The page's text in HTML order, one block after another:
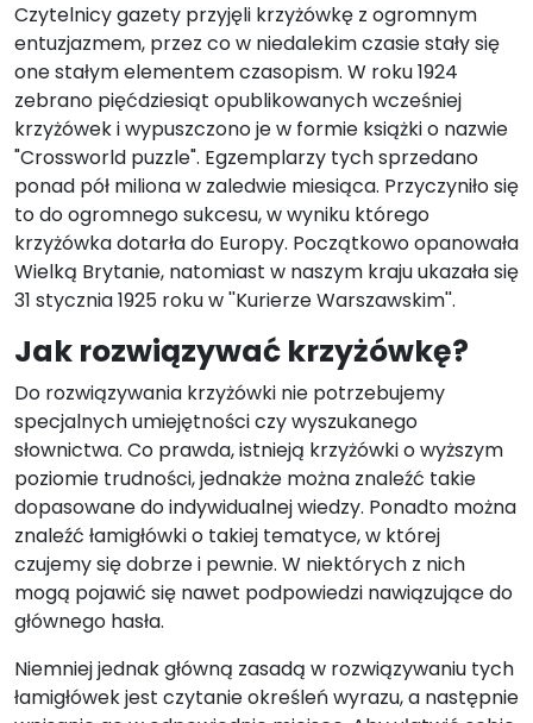
Czytelnicy gazety przyjęli krzyżówkę z ogromnym
entuzjazmem, przez co w niedalekim czasie stały się
one stałym elementem czasopism. W roku 1924
zebrano pięćdziesiąt opublikowanych wcześniej
krzyżówek i wypuszczono je w formie książki o nazwie
"Crossworld puzzle". Egzemplarzy tych sprzedano
ponad pół miliona w zaledwie miesiąca. Przyczyniło się
to do ogromnego sukcesu, w wyniku którego
krzyżówka dotarła do Europy. Początkowo opanowała
Wielką Brytanie, natomiast w naszym kraju ukazała się
31 stycznia 1925 roku w ''Kurierze Warszawskim''.
Jak rozwiązywać krzyżówkę?
Do rozwiązywania krzyżówki nie potrzebujemy
specjalnych umiejętności czy wyszukanego
słownictwa. Co prawda, istnieją krzyżówki o wyższym
poziomie trudności, jednakże można znaleźć takie
dopasowane do indywidualnej wiedzy. Ponadto można
znaleźć łamigłówki o takiej tematyce, w której
czujemy się dobrze i pewnie. W niektórych z nich
mogą pojawić się nawet podpowiedzi nawiązujące do
głównego hasła.
Niemniej jednak główną zasadą w rozwiązywaniu tych
łamigłówek jest czytanie określeń wyrazu, a następnie